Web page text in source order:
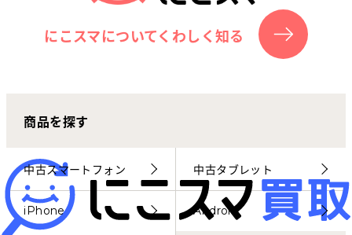
お客さまの声
にこスマ通信
マイページ
にこスマについてくわしく知る
商品を探す
中古スマートフォン 中古タブレット
iPhone Android